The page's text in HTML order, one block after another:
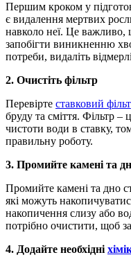
Першим кроком у
є видалення мертвих
навколо неї. Це важливо,
запобігти виникненню
потреби, видаліть
2. Очистіть фільтр
Перевірте ставковий
бруду та сміття. Фільтр
чистоти води в ставку,
правильну роботу.
3. Промийте камені та
Промийте камені та дно
які можуть
накопичення слизу або
потрібно очистити, щоб
4. Додайте необхідні